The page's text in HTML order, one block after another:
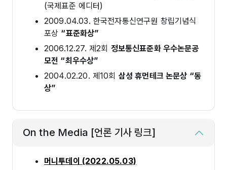
(국제표준 에디터)
2009.04.03. 한국전자통신연구원 창립기념식
포상 “표준화상”
2006.12.27. 제2회 정보통신표준화 우수논문공
모전 “최우수상”
2004.02.20. 제10회 삼성 휴먼테크 논문상 “동
상”
On the Media [언론 기사 링크]
머니투데이 (2022.05.03)